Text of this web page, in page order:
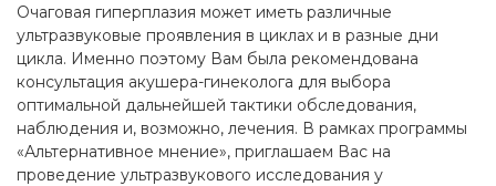
Очаговая гиперплазия может иметь различные
ультразвуковые проявления в циклах и в разные дни
цикла. Именно поэтому Вам была рекомендована
консультация акушера-гинеколога для выбора
оптимальной дальнейшей тактики обследования,
наблюдения и, возможно, лечения. В рамках программы
«Альтернативное мнение», приглашаем Вас на
проведение ультразвукового исследования у